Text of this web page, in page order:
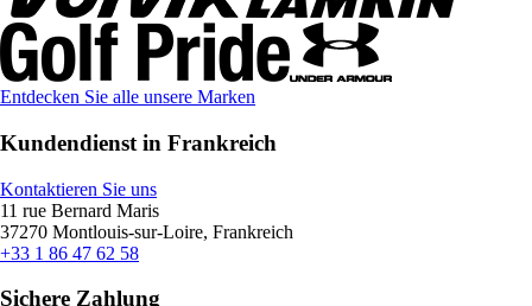
Entdecken Sie alle unsere Marken
Kundendienst in Frankreich
Kontaktieren Sie uns
11 rue Bernard Maris
37270 Montlouis-sur-Loire, Frankreich
+33 1 86 47 62 58
Sichere Zahlung